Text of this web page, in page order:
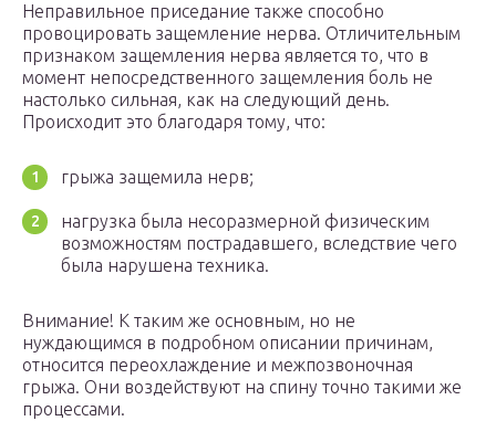
Неправильное приседание также способно
провоцировать защемление нерва. Отличительным
признаком защемления нерва является то, что в
момент непосредственного защемления боль не
настолько сильная, как на следующий день.
Происходит это благодаря тому, что:
грыжа защемила нерв;
нагрузка была несоразмерной физическим
возможностям пострадавшего, вследствие чего
была нарушена техника.
Внимание! К таким же основным, но не
нуждающимся в подробном описании причинам,
относится переохлаждение и межпозвоночная
грыжа. Они воздействуют на спину точно такими же
процессами.